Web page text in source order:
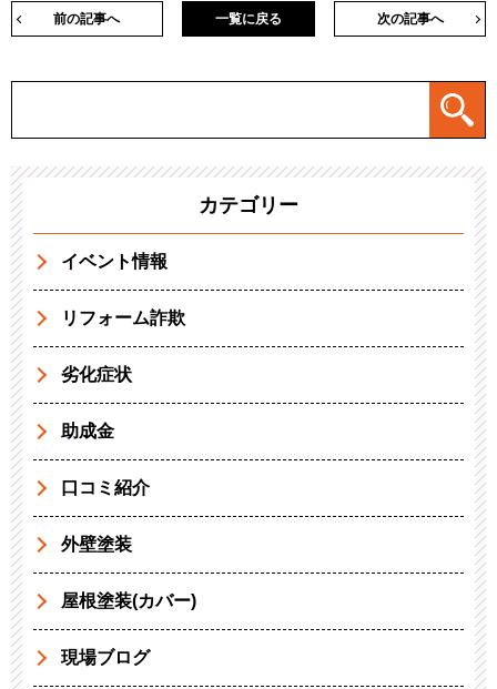
前の記事へ 次の記事へ
一覧に戻る
カテゴリー
イベント情報
リフォーム詐欺
劣化症状
助成金
口コミ紹介
外壁塗装
屋根塗装(カバー)
現場ブログ